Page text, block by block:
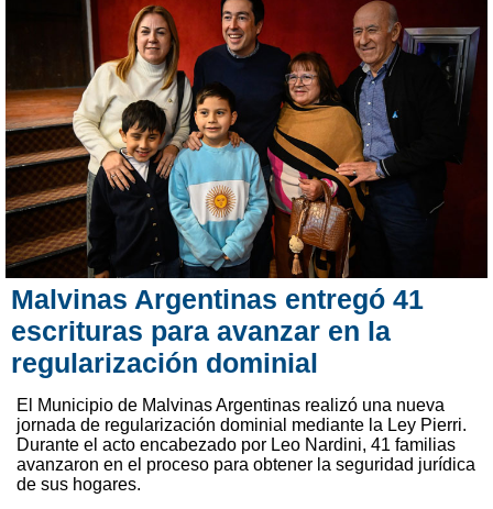
Malvinas Argentinas entregó 41
escrituras para avanzar en la
regularización dominial
El Municipio de Malvinas Argentinas realizó una nueva
jornada de regularización dominial mediante la Ley Pierri.
Durante el acto encabezado por Leo Nardini, 41 familias
avanzaron en el proceso para obtener la seguridad jurídica
de sus hogares.